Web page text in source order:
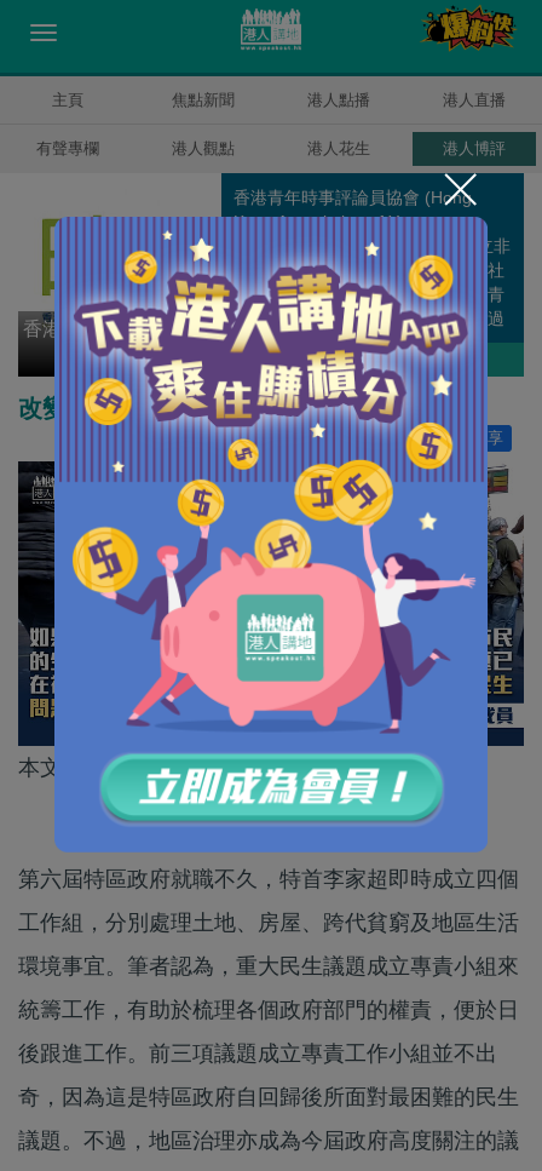
主頁 焦點新聞 港人點播 港人直播
有聲專欄 港人觀點 港人花生 港人博評
香港青年時事評論員協
會
香港青年時事評論員協會 (Hong
Kong Association of Young
Commentators) 為社團註冊的獨立非
牟利性團體，宗旨是聯誼，為關心社
會並熱衷於撰寫文章及發表評論的青
年時評員提供聯誼和交流平臺，透過
加入協會，增進成員間的聯繫和交
流，促進自我增值，就社會時事等交
流意見，研討問題，建言獻策。
作者其他博評
改變官員思維才能實踐地區善治
分享
12
本文作者為香港青年時事評論員協成員林偉文
第六屆特區政府就職不久，特首李家超即時成立四個
工作組，分別處理土地、房屋、跨代貧窮及地區生活
環境事宜。筆者認為，重大民生議題成立專責小組來
統籌工作，有助於梳理各個政府部門的權責，便於日
後跟進工作。前三項議題成立專責工作小組並不出
奇，因為這是特區政府自回歸後所面對最困難的民生
議題。不過，地區治理亦成為今屆政府高度關注的議